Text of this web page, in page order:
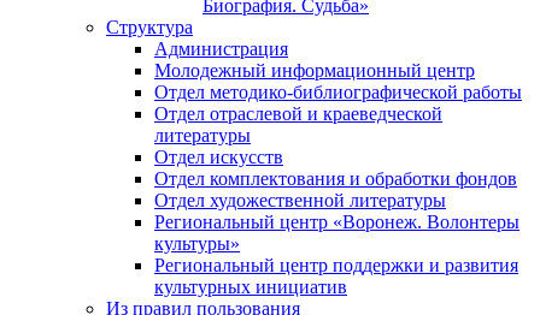
Биография. Судьба»
Структура
Администрация
Молодежный информационный центр
Отдел методико-библиографической работы
Отдел отраслевой и краеведческой
литературы
Отдел искусств
Отдел комплектования и обработки фондов
Отдел художественной литературы
Региональный центр «Воронеж. Волонтеры
культуры»
Региональный центр поддержки и развития
культурных инициатив
Из правил пользования